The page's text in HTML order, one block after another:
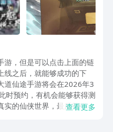
游，但是可以点击上面的链
线之后，就能够成功的下
道仙途手游将会在2026年3
时预约，有机会能够获得测
实的仙侠世界，最后获得了
查看更多